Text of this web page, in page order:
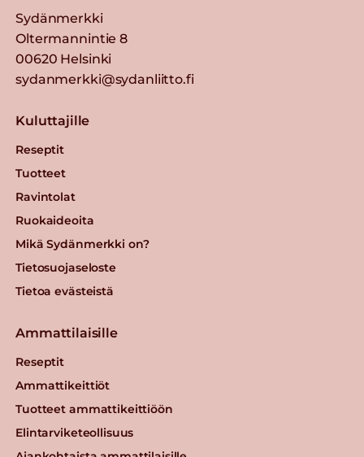
Sydänmerkki
Oltermannintie 8
00620 Helsinki
sydanmerkki@sydanliitto.fi
Kuluttajille
Reseptit
Tuotteet
Ravintolat
Ruokaideoita
Mikä Sydänmerkki on?
Tietosuojaseloste
Tietoa evästeistä
Ammattilaisille
Reseptit
Ammattikeittiöt
Tuotteet ammattikeittiöön
Elintarviketeollisuus